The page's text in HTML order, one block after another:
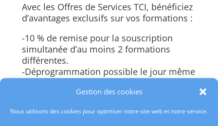
Gestion des cookies
Nous utilisons des cookies pour optimiser notre site web et notre service.
Avec les Offres de Services TCI, bénéficiez
d’avantages exclusifs sur vos formations :
-10 % de remise pour la souscription
simultanée d’au moins 2 formations
différentes.
-Déprogrammation possible le jour même
d’empêchement de dernière minute (1
-Programmation par demi-journée de